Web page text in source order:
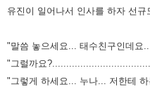
유진이 일어나서 인사를 하자 선규
"말씀 놓으세요... 태수친구인데요
"그럴까요
"그렇게 하세요... 누나... 저한테